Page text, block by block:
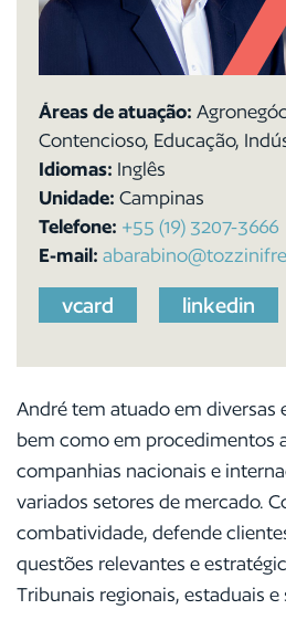
Áreas de atuação:
Contencioso, Educação,
Idiomas: Inglês
Unidade: Campinas
Telefone: +55 (19) 3207-3666
E-mail:
vcard linkedin
André tem atuado em diversas
bem como em procedimentos
companhias nacionais e
variados setores de mercado.
combatividade, defende
questões relevantes e
Tribunais regionais, estaduais e